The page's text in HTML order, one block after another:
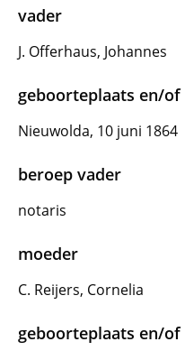
vader
J. Offerhaus, Johannes
geboorteplaats en/of
Nieuwolda, 10 juni 1864
beroep vader
notaris
moeder
C. Reijers, Cornelia
geboorteplaats en/of